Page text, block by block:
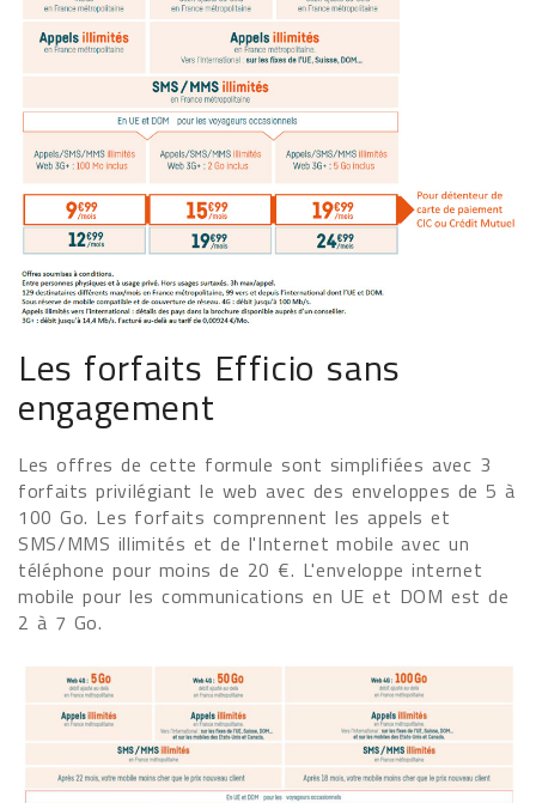
Les forfaits Efficio sans
engagement
Les offres de cette formule sont simplifiées avec 3
forfaits privilégiant le web avec des enveloppes de 5 à
100 Go. Les forfaits comprennent les appels et
SMS/MMS illimités et de l'Internet mobile avec un
téléphone pour moins de 20 €. L'enveloppe internet
mobile pour les communications en UE et DOM est de
2 à 7 Go.